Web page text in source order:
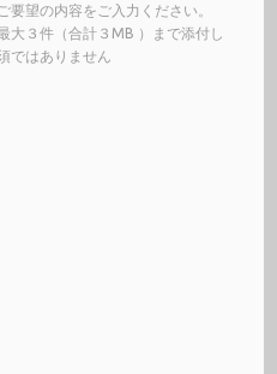
要望の内容をご入力ください。
大３件（合計３MB ）まで添付し
ではありません